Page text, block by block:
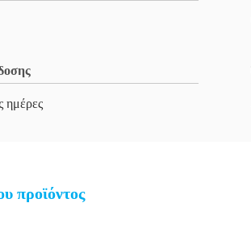
ημέρες
προϊόντος